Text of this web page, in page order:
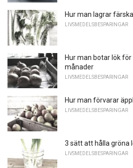
Hur man lagrar
LIVSMEDELSBESPARINGAR
Hur man botar lök
månader
LIVSMEDELSBESPARINGAR
Hur man förvarar
LIVSMEDELSBESPARINGAR
3 sätt att hålla gröna
LIVSMEDELSBESPARINGAR